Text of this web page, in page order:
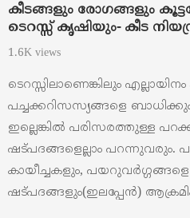
കീടങ്ങളും രോഗങ്ങളും
ടെറസ്സ് കൃഷിയും- കീട
1.6K views
ടെറസ്സിലാണെങ്കിലും
പച്ചക്കറിസസ്യങ്ങളെ
ഇല്ലെങ്കില്‍ പരിസരത്തുള്ള
ഷട്പദങ്ങളെല്ലാം പറന്നുവരും.
കായീച്ചകളും,
ഷട്പദങ്ങളും(ഇലപ്പേന്‍)